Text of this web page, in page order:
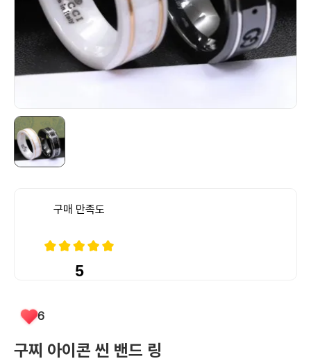
구매 만족도
5
6
구찌 아이콘 씬 밴드 링